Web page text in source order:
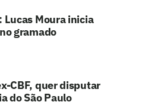
Lucas Moura inicia
gramado
CBF, quer disputar
do São Paulo